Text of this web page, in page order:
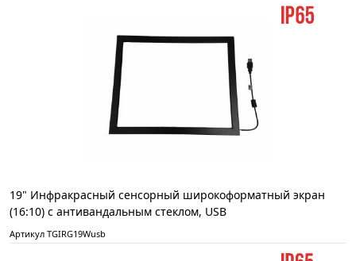
19" Инфракрасный сенсорный широкоформатный экран
(16:10) с антивандальным стеклом, USB
Артикул TGIRG19Wusb